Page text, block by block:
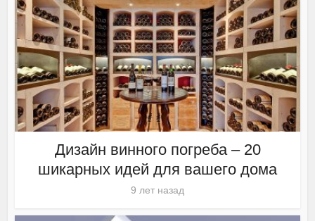
Дизайн винного погреба – 20
шикарных идей для вашего дома
9 лет назад